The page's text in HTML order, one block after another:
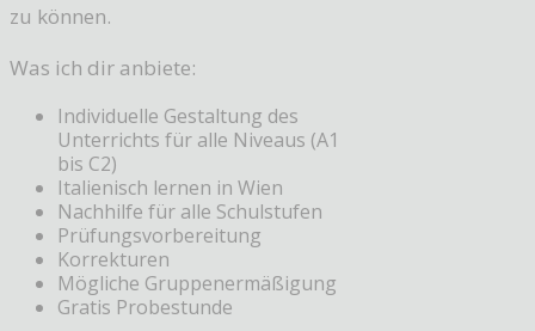
zu können.
Was ich dir anbiete:
Individuelle Gestaltung des
Unterrichts für alle Niveaus (A1
bis C2)
Italienisch lernen in Wien
Nachhilfe für alle Schulstufen
Prüfungsvorbereitung
Korrekturen
Mögliche Gruppenermäßigung
Gratis Probestunde